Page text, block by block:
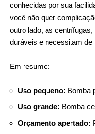
conhecidas por sua
você não quer
outro lado, as
duráveis e necessitam de
Em resumo:
Uso pequeno: Bomba
Uso grande: Bomba
Orçamento apertado: